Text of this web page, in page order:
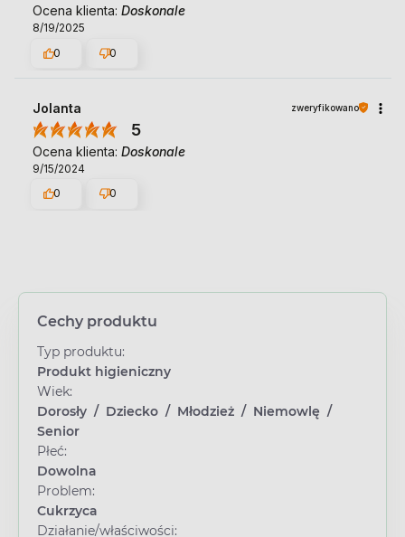
Ocena klienta: Doskonale
8/19/2025
0
0
Jolanta zweryfikowano
5
Ocena klienta: Doskonale
9/15/2024
0
0
Cechy produktu
Typ produktu:
Produkt higieniczny
Wiek:
Dorosły / Dziecko / Młodzież / Niemowlę /
Senior
Płeć:
Dowolna
Problem:
Cukrzyca
Działanie/właściwości: